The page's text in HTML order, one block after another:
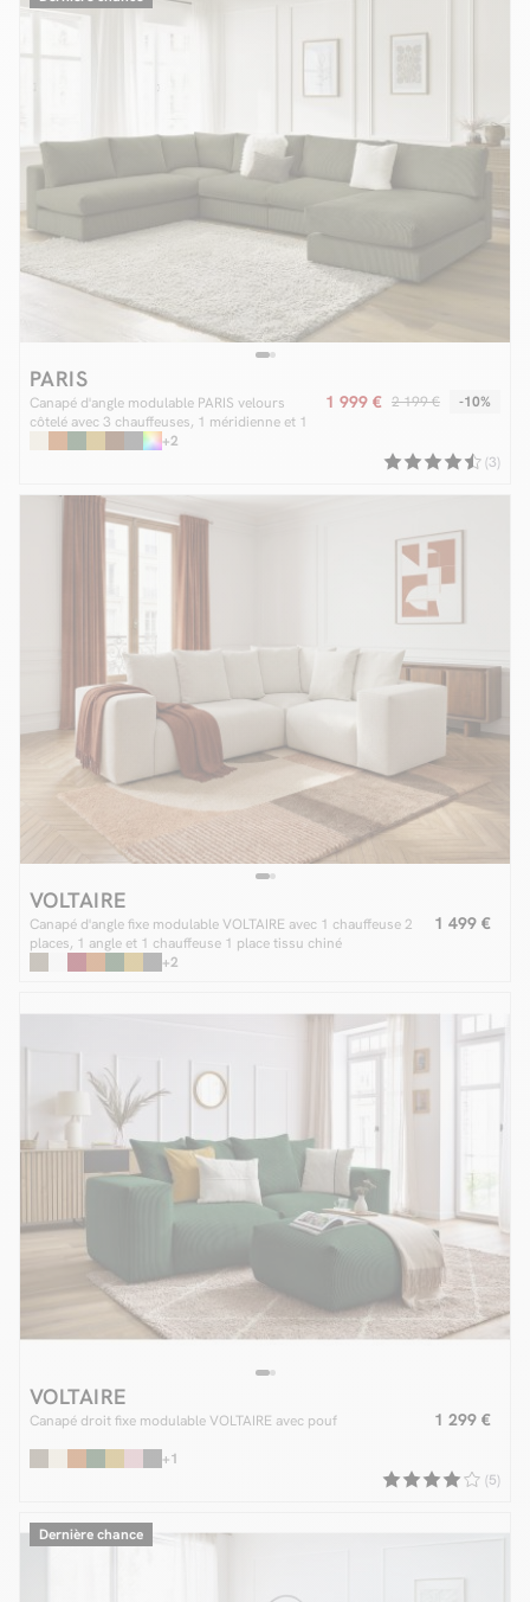
PARIS
Canapé d'angle modulable PARIS velours
côtelé avec 3 chauffeuses, 1 méridienne et 1
1 999 € 2 199 € -10%
+2
(3)
VOLTAIRE
Canapé d'angle fixe modulable VOLTAIRE avec 1 chauffeuse 2
places, 1 angle et 1 chauffeuse 1 place tissu chiné
1 499 €
+2
VOLTAIRE
Canapé droit fixe modulable VOLTAIRE avec pouf 1 299 €
+1
(5)
Dernière chance